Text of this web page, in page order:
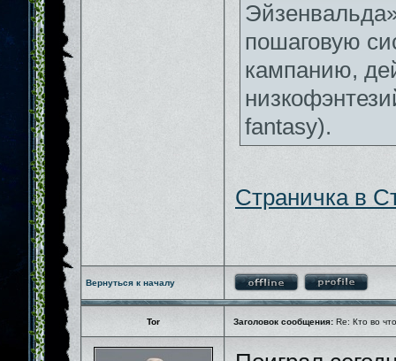
пошаговую
кампанию,
fantasy).
Страничка в
Вернуться к началу
Tor Заголовок сообщения: Re: Кто во